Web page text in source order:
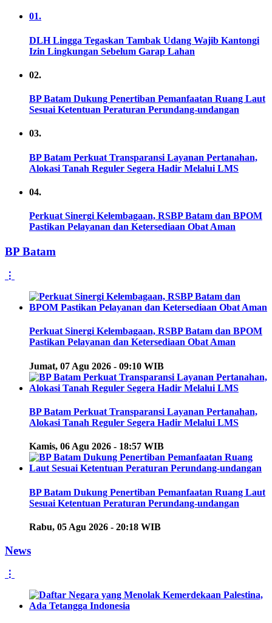
01.
DLH Lingga Tegaskan Tambak Udang Wajib Kantongi
Izin Lingkungan Sebelum Garap Lahan
02.
BP Batam Dukung Penertiban Pemanfaatan Ruang Laut
Sesuai Ketentuan Peraturan Perundang-undangan
03.
BP Batam Perkuat Transparansi Layanan Pertanahan,
Alokasi Tanah Reguler Segera Hadir Melalui LMS
04.
Perkuat Sinergi Kelembagaan, RSBP Batam dan BPOM
Pastikan Pelayanan dan Ketersediaan Obat Aman
BP Batam
⋮
Perkuat Sinergi Kelembagaan, RSBP Batam dan BPOM
Pastikan Pelayanan dan Ketersediaan Obat Aman
Jumat, 07 Agu 2026 - 09:10 WIB
BP Batam Perkuat Transparansi Layanan Pertanahan,
Alokasi Tanah Reguler Segera Hadir Melalui LMS
Kamis, 06 Agu 2026 - 18:57 WIB
BP Batam Dukung Penertiban Pemanfaatan Ruang Laut
Sesuai Ketentuan Peraturan Perundang-undangan
Rabu, 05 Agu 2026 - 20:18 WIB
News
⋮